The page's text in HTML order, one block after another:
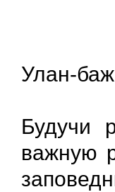
Улан-
Будучи
важную